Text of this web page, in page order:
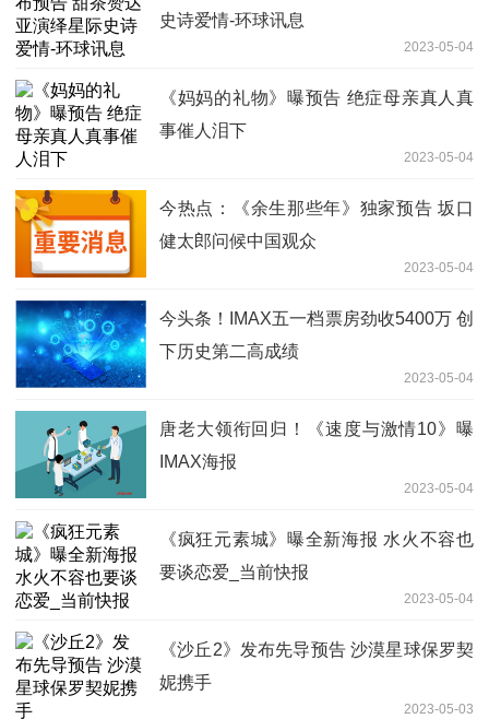
史诗爱情-环球讯息
2023-05-04
《妈妈的礼物》曝预告 绝症母亲真人真
事催人泪下
2023-05-04
今热点：《余生那些年》独家预告 坂口
健太郎问候中国观众
2023-05-04
今头条！IMAX五一档票房劲收5400万 创
下历史第二高成绩
2023-05-04
唐老大领衔回归！《速度与激情10》曝
IMAX海报
2023-05-04
《疯狂元素城》曝全新海报 水火不容也
要谈恋爱_当前快报
2023-05-04
《沙丘2》发布先导预告 沙漠星球保罗契
妮携手
2023-05-03